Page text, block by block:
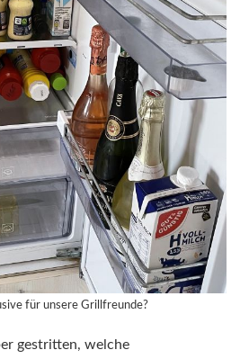
für unsere Grillfreunde?
gestritten, welche